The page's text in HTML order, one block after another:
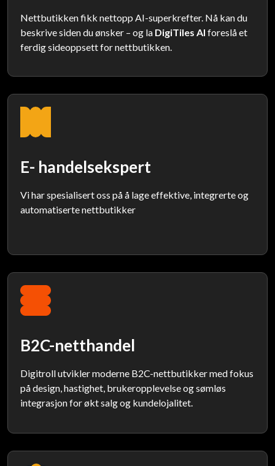
Nettbutikken fikk nettopp AI-superkrefter. Nå kan du
beskrive siden du ønsker – og la DigiTiles AI foreslå et
ferdig sideoppsett for nettbutikken.
E- handelsekspert
Vi har spesialisert oss på å lage effektive, integrerte og
automatiserte nettbutikker
B2C-netthandel
Digitroll utvikler moderne B2C-nettbutikker med fokus
på design, hastighet, brukeropplevelse og sømløs
integrasjon for økt salg og kundelojalitet.